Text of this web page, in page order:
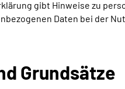
gibt Hinweise zu
Daten bei der
Grundsätze